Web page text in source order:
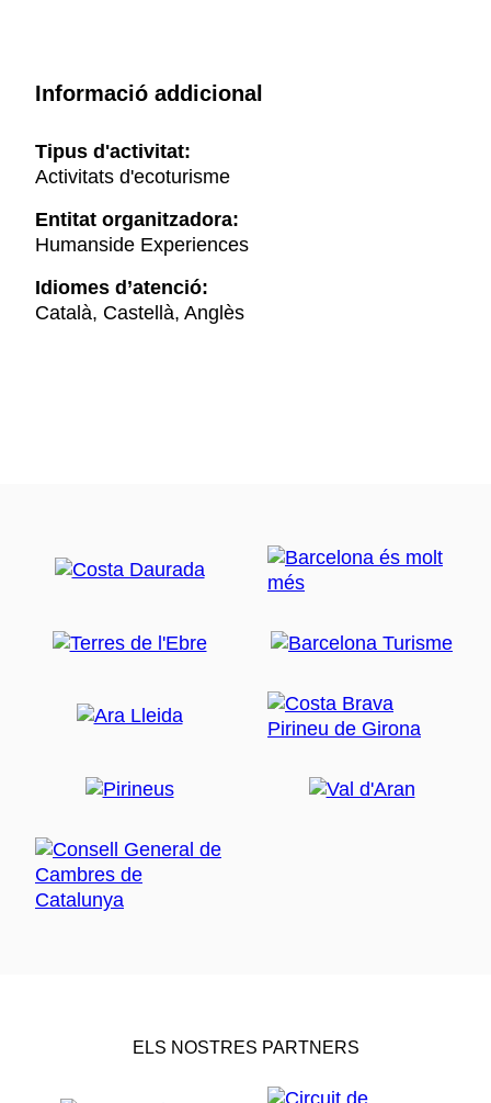
Informació addicional
Tipus d'activitat:
Activitats d'ecoturisme
Entitat organitzadora:
Humanside Experiences
Idiomes d’atenció:
Català, Castellà, Anglès
ELS NOSTRES PARTNERS